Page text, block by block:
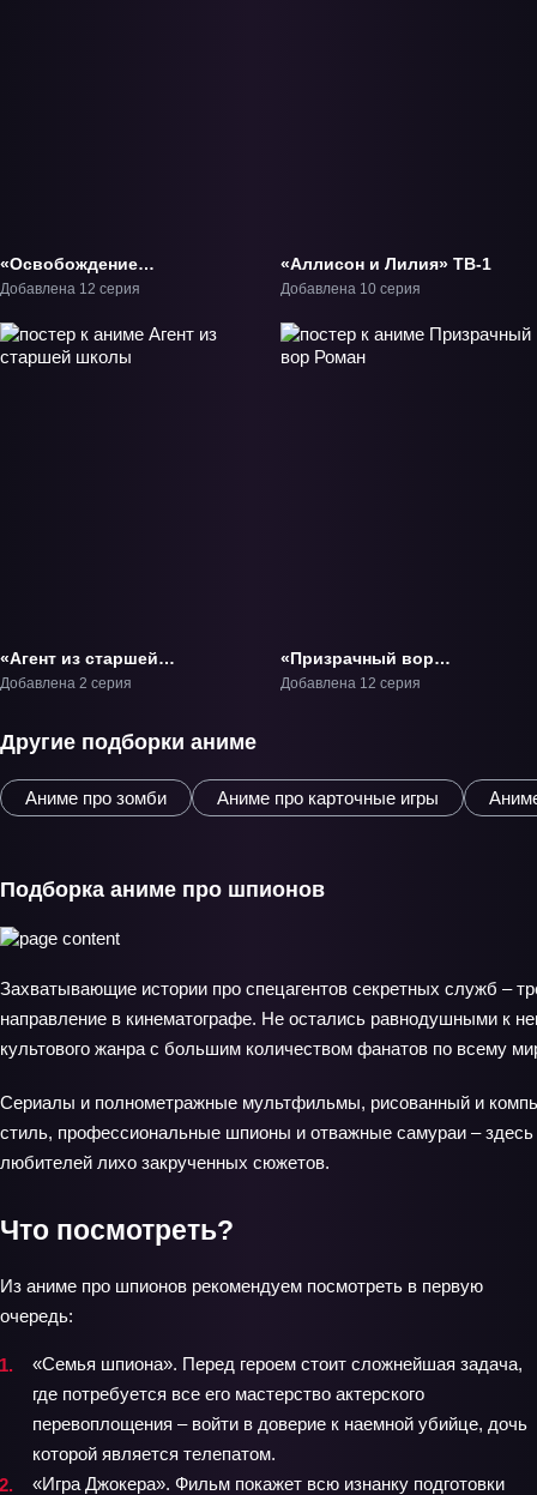
«Освобождение
шпионов» ТВ-1
Добавлена 12 серия
«Аллисон и Лилия» ТВ-1
Добавлена 10 серия
«Агент из старшей
школы» ОВА-1
Добавлена 2 серия
«Призрачный вор
Роман» ТВ-1
Добавлена 12 серия
Другие подборки аниме
Аниме про зомби Аниме про карточные игры
Подборка аниме про шпионов
Захватывающие истории про спецагентов секретных служб –
направление в кинематографе. Не остались равнодушными к
культового жанра с большим количеством фанатов по всему
Сериалы и полнометражные мультфильмы, рисованный и
стиль, профессиональные шпионы и отважные самураи –
любителей лихо закрученных сюжетов.
Что посмотреть?
Из аниме про шпионов рекомендуем посмотреть в первую
очередь:
«Семья шпиона». Перед героем стоит сложнейшая задача,
где потребуется все его мастерство актерского
перевоплощения – войти в доверие к наемной убийце, дочь
которой является телепатом.
«Игра Джокера». Фильм покажет всю изнанку подготовки